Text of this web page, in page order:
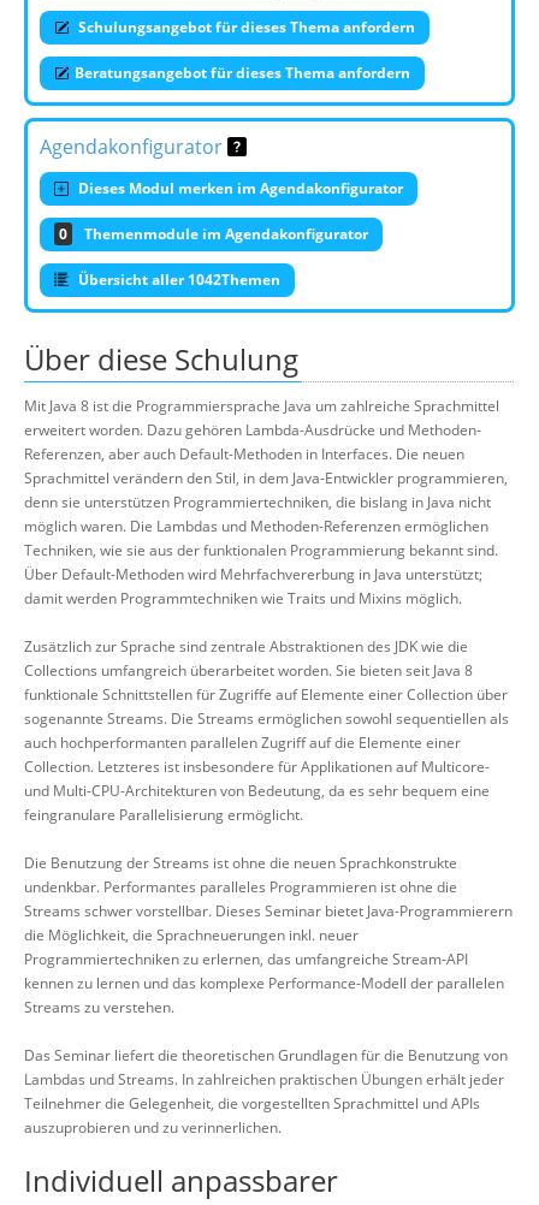
Schulungsangebot für dieses Thema anfordern
Beratungsangebot für dieses Thema anfordern
Agendakonfigurator
Dieses Modul merken im Agendakonfigurator
0 Themenmodule im Agendakonfigurator
Übersicht aller 1042Themen
Über diese Schulung
Mit Java 8 ist die Programmiersprache Java um zahlreiche Sprachmittel
erweitert worden. Dazu gehören Lambda-Ausdrücke und Methoden-
Referenzen, aber auch Default-Methoden in Interfaces. Die neuen
Sprachmittel verändern den Stil, in dem Java-Entwickler programmieren,
denn sie unterstützen Programmiertechniken, die bislang in Java nicht
möglich waren. Die Lambdas und Methoden-Referenzen ermöglichen
Techniken, wie sie aus der funktionalen Programmierung bekannt sind.
Über Default-Methoden wird Mehrfachvererbung in Java unterstützt;
damit werden Programmtechniken wie Traits und Mixins möglich.
Zusätzlich zur Sprache sind zentrale Abstraktionen des JDK wie die
Collections umfangreich überarbeitet worden. Sie bieten seit Java 8
funktionale Schnittstellen für Zugriffe auf Elemente einer Collection über
sogenannte Streams. Die Streams ermöglichen sowohl sequentiellen als
auch hochperformanten parallelen Zugriff auf die Elemente einer
Collection. Letzteres ist insbesondere für Applikationen auf Multicore-
und Multi-CPU-Architekturen von Bedeutung, da es sehr bequem eine
feingranulare Parallelisierung ermöglicht.
Die Benutzung der Streams ist ohne die neuen Sprachkonstrukte
undenkbar. Performantes paralleles Programmieren ist ohne die
Streams schwer vorstellbar. Dieses Seminar bietet Java-Programmierern
die Möglichkeit, die Sprachneuerungen inkl. neuer
Programmiertechniken zu erlernen, das umfangreiche Stream-API
kennen zu lernen und das komplexe Performance-Modell der parallelen
Streams zu verstehen.
Das Seminar liefert die theoretischen Grundlagen für die Benutzung von
Lambdas und Streams. In zahlreichen praktischen Übungen erhält jeder
Teilnehmer die Gelegenheit, die vorgestellten Sprachmittel und APIs
auszuprobieren und zu verinnerlichen.
Individuell anpassbarer